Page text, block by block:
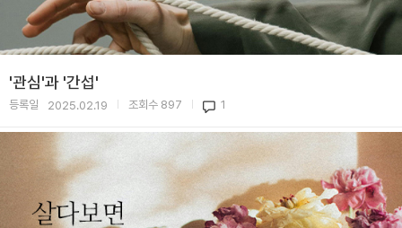
'관심'과 '간섭'
등록일 2025.02.19 조회수 897 1